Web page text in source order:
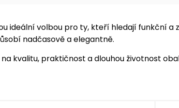
ideální volbou pro ty, kteří hledají funkční a
nadčasově a elegantně.
kvalitu, praktičnost a dlouhou životnost